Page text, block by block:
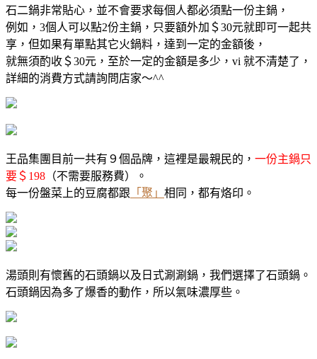
石二鍋非常貼心，並不會要求每個人都必須點一份主鍋，
例如，3個人可以點2份主鍋，只要額外加＄30元就即可一起共
享，但如果有單點其它火鍋料，達到一定的金額後，
就無須酌收＄30元，至於一定的金額是多少，vi 就不清楚了，
詳細的消費方式請詢問店家～^^
王品集團目前一共有９個品牌，這裡是最親民的， 一份主鍋只
要＄198 （不需要服務費）。
每一份盤菜上的豆腐都跟 「聚」 相同，都有烙印。
湯頭則有懷舊的石頭鍋以及日式涮涮鍋，我們選擇了石頭鍋。
石頭鍋因為多了爆香的動作，所以氣味濃厚些。